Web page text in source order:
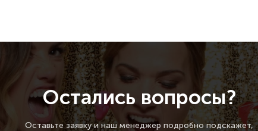
Остались вопросы?
Оставьте заявку и наш менеджер подробно подскажет,